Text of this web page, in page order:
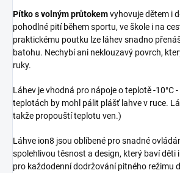
Pítko s volným průtokemvyhovuje dětem i
pohodlné pití během sportu, ve škole i na
praktickému poutku lze láhev snadno
batohu. Nechybí ani neklouzavý povrch,
ruky.
Láhev je vhodná pro nápoje o teplotě -10°C
teplotách by mohl pálit plášť lahve v ruce.
takže propouští teplotu ven.)
Láhve ion8 jsou oblíbené pro snadné
spolehlivou těsnost a design, který baví děti
pro každodenní dodržování pitného režimu